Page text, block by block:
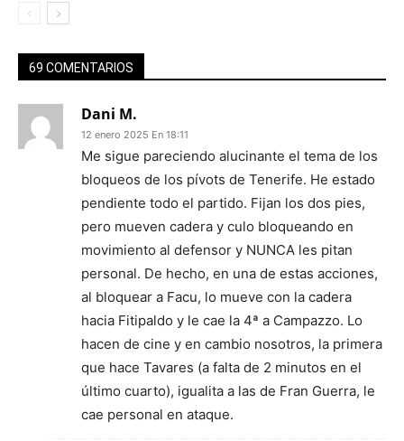
69 COMENTARIOS
Dani M.
12 enero 2025 En 18:11
Me sigue pareciendo alucinante el tema de los
bloqueos de los pívots de Tenerife. He estado
pendiente todo el partido. Fijan los dos pies,
pero mueven cadera y culo bloqueando en
movimiento al defensor y NUNCA les pitan
personal. De hecho, en una de estas acciones,
al bloquear a Facu, lo mueve con la cadera
hacia Fitipaldo y le cae la 4ª a Campazzo. Lo
hacen de cine y en cambio nosotros, la primera
que hace Tavares (a falta de 2 minutos en el
último cuarto), igualita a las de Fran Guerra, le
cae personal en ataque.